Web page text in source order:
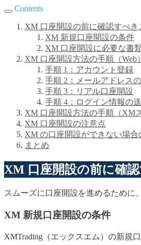
Contents
XM 口座開設の前に確認すべき
XM 新規口座開設の条件
XM 口座開設に必要な書
XM 口座開設方法の手順（Web）
手順 1：アカウント登録
手順 2：メールアドレス
手順 3：リアル口座開設
手順 4：ログイン情報の
XM 口座開設方法の手順（XM
XM 口座開設の注意点
XM の口座開設ができない場合
まとめ
XM 口座開設の前に確
スムーズに口座開設を進めるために
XM 新規口座開設の条件
XMTrading（エックスエム）の新規